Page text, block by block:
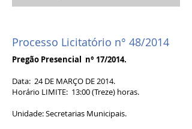
Processo Licitatório n° 48/2014
Pregão Presencial n° 17/2014.
Data: 24 DE MARÇO DE 2014.
Horário LIMITE: 13:00 (Treze) horas.
Unidade: Secretarias Municipais.